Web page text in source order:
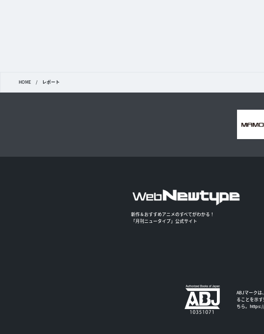
HOME / レポート
新作＆おすすめアニメのすべてがわかる！
「月刊ニュータイプ」公式サイト
ABJマークは
ることを示
ちら。